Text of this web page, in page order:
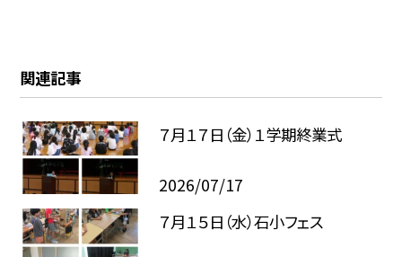
関連記事
７月１７日（金）１学期終業式
2026/07/17
７月１５日（水）石小フェス